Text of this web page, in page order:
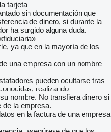
tarjeta
sin documentación que
de dinero, si durante la
ha surgido alguna duda.
ya que en la mayoría de los
una empresa con un nombre
pueden ocultarse tras
realizando
nombre. No transfiera dinero si
de la empresa.
en la factura de una empresa